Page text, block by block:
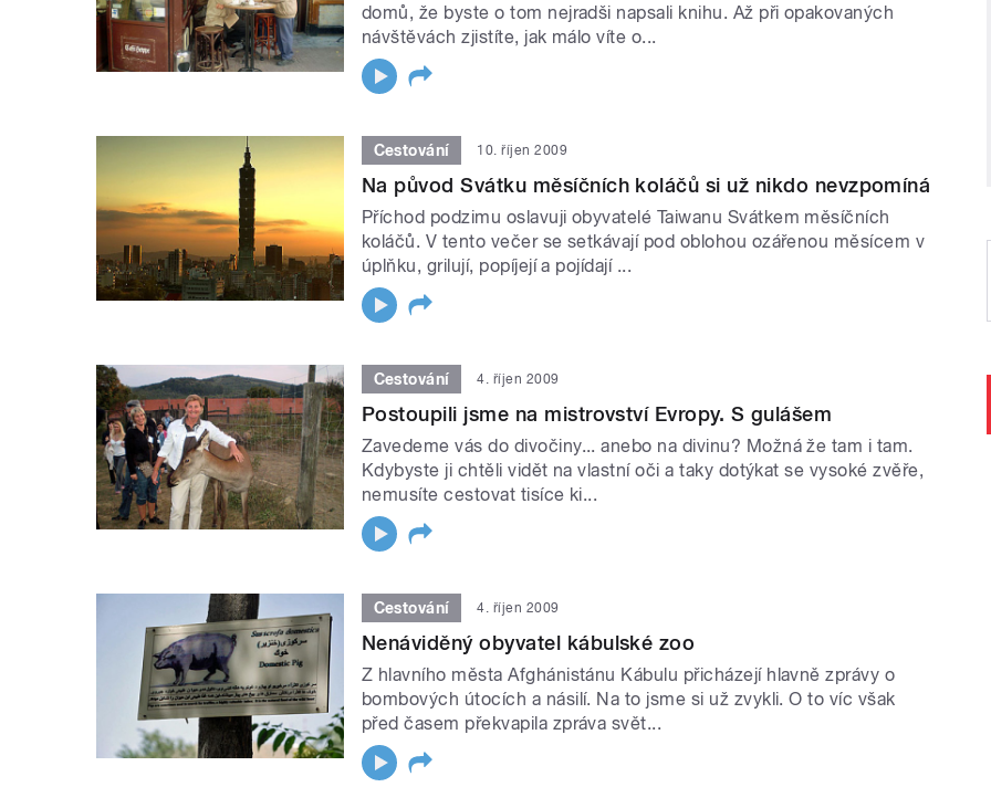
domů, že byste o tom nejradši napsali knihu. Až při opakovaných
návštěvách zjistíte, jak málo víte o...
Cestování 10. říjen 2009
Na původ Svátku měsíčních koláčů si už nikdo nevzpomíná
Příchod podzimu oslavuji obyvatelé Taiwanu Svátkem měsíčních
koláčů. V tento večer se setkávají pod oblohou ozářenou měsícem v
úplňku, grilují, popíjejí a pojídají ...
Cestování 4. říjen 2009
Postoupili jsme na mistrovství Evropy. S gulášem
Zavedeme vás do divočiny... anebo na divinu? Možná že tam i tam.
Kdybyste ji chtěli vidět na vlastní oči a taky dotýkat se vysoké zvěře,
nemusíte cestovat tisíce ki...
Cestování 4. říjen 2009
Nenáviděný obyvatel kábulské zoo
Z hlavního města Afghánistánu Kábulu přicházejí hlavně zprávy o
bombových útocích a násilí. Na to jsme si už zvykli. O to víc však
před časem překvapila zpráva svět...